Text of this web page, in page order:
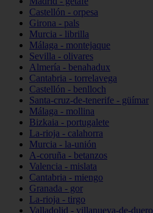
Castellón - orpesa
Girona - pals
Murcia - librilla
Málaga - montejaque
Sevilla - olivares
Almería - benahadux
Cantabria - torrelavega
Castellón - benlloch
Santa-cruz-de-tenerife - güímar
Málaga - mollina
Bizkaia - portugalete
La-rioja - calahorra
Murcia - la-unión
A-coruña - betanzos
Valencia - mislata
Cantabria - miengo
Granada - gor
La-rioja - tirgo
Valladolid - villanueva-de-duero